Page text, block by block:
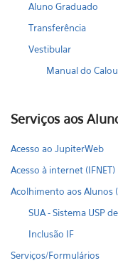
Aluno Graduado
Transferência
Vestibular
Manual do
Serviços aos
Acesso ao JupiterWeb
Acesso à internet (IFNET)
Acolhimento aos Alunos
SUA - Sistema USP
Inclusão IF
Serviços/Formulários